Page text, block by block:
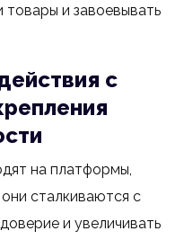
товары и завоевывать
с
на платформы,
сталкиваются с
и увеличивать